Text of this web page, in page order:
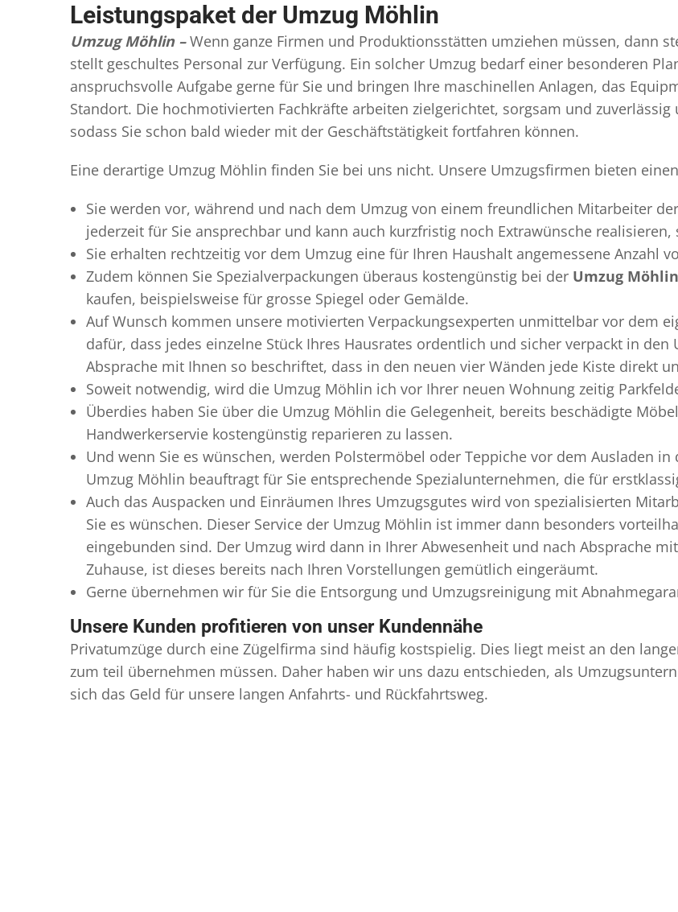
Leistungspaket der Umzug Möhlin
Umzug Möhlin – Wenn ganze Firmen und Produktionsstätten umziehen müssen, dann
stellt geschultes Personal zur Verfügung. Ein solcher Umzug bedarf einer besonderen
anspruchsvolle Aufgabe gerne für Sie und bringen Ihre maschinellen Anlagen, das
Standort. Die hochmotivierten Fachkräfte arbeiten zielgerichtet, sorgsam und
sodass Sie schon bald wieder mit der Geschäftstätigkeit fortfahren können.
Eine derartige Umzug Möhlin finden Sie bei uns nicht. Unsere Umzugsfirmen bieten
Sie werden vor, während und nach dem Umzug von einem freundlichen Mitarbeiter der
jederzeit für Sie ansprechbar und kann auch kurzfristig noch Extrawünsche
Sie erhalten rechtzeitig vor dem Umzug eine für Ihren Haushalt angemessene Anzahl
Zudem können Sie Spezialverpackungen überaus kostengünstig bei der Umzug Möhlin
kaufen, beispielsweise für grosse Spiegel oder Gemälde.
Auf Wunsch kommen unsere motivierten Verpackungsexperten unmittelbar vor dem
dafür, dass jedes einzelne Stück Ihres Hausrates ordentlich und sicher verpackt in
Absprache mit Ihnen so beschriftet, dass in den neuen vier Wänden jede Kiste direkt
Soweit notwendig, wird die Umzug Möhlin ich vor Ihrer neuen Wohnung zeitig
Überdies haben Sie über die Umzug Möhlin die Gelegenheit, bereits beschädigte
Handwerkerservie kostengünstig reparieren zu lassen.
Und wenn Sie es wünschen, werden Polstermöbel oder Teppiche vor dem Ausladen
Umzug Möhlin beauftragt für Sie entsprechende Spezialunternehmen, die für
Auch das Auspacken und Einräumen Ihres Umzugsgutes wird von spezialisierten
Sie es wünschen. Dieser Service der Umzug Möhlin ist immer dann besonders
eingebunden sind. Der Umzug wird dann in Ihrer Abwesenheit und nach Absprache
Zuhause, ist dieses bereits nach Ihren Vorstellungen gemütlich eingeräumt.
Gerne übernehmen wir für Sie die Entsorgung und Umzugsreinigung mit
Unsere Kunden profitieren von unser Kundennähe
Privatumzüge durch eine Zügelfirma sind häufig kostspielig. Dies liegt meist an den
zum teil übernehmen müssen. Daher haben wir uns dazu entschieden, als
sich das Geld für unsere langen Anfahrts- und Rückfahrtsweg.